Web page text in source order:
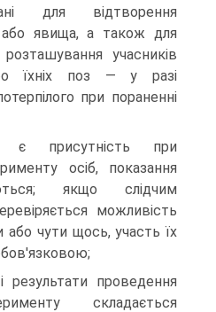
для відтворення
або явища, а також для
учасників
їхніх поз — у разі
при пораненні
є присутність при
осіб, показання
якщо слідчим
можливість
або чути щось, участь їх
результати проведення
складається